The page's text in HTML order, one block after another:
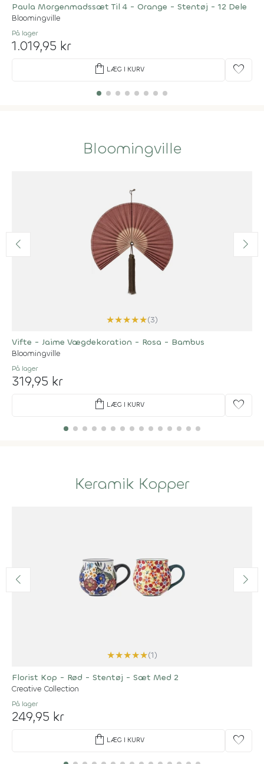
Paula Morgenmadssæt Til 4 - Orange - Stentøj - 12 Dele
Bloomingville
På lager
1.019,95 kr
shopping_bag LÆG I KURV favorite
Bloomingville
★★★★★(3)
Vifte - Jaime Vægdekoration - Rosa - Bambus
Bloomingville
På lager
319,95 kr
shopping_bag LÆG I KURV favorite
Keramik Kopper
★★★★★(1)
Florist Kop - Rød - Stentøj - Sæt Med 2
Creative Collection
På lager
249,95 kr
shopping_bag LÆG I KURV favorite